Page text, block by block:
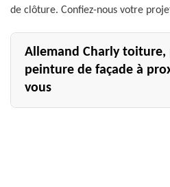
de clôture. Confiez-nous votre
Allemand Charly
peinture de façade à
vous